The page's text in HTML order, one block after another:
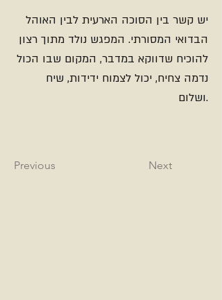
יש קשר בין הסוכה הארעית לבין האוהל
הבדואי המסורתי. המפגש נולד מתוך רצון
להוכיח שדווקא במדבר, המקום שבו הכול
נדמה צחיח, יכול לצמוח ידידות, שיח
ושלום.
Previous Next